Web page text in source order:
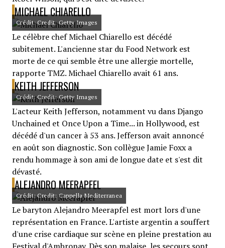
MICHAEL CHIARELLO
Crédit: Credit: Getty Images
Le célèbre chef Michael Chiarello est décédé
subitement. L'ancienne star du Food Network est
morte de ce qui semble être une allergie mortelle,
rapporte TMZ. Michael Chiarello avait 61 ans.
KEITH JEFFERSON
Crédit: Credit: Getty Images
L'acteur Keith Jefferson, notamment vu dans Django
Unchained et Once Upon a Time... in Hollywood, est
décédé d'un cancer à 53 ans. Jefferson avait annoncé
en août son diagnostic. Son collègue Jamie Foxx a
rendu hommage à son ami de longue date et s'est dit
dévasté.
ALEJANDRO MEERAPFEL
Crédit: Credit: Cappella Mediterranea
Le baryton Alejandro Meerapfel est mort lors d'une
représentation en France. L'artiste argentin a souffert
d'une crise cardiaque sur scène en pleine prestation au